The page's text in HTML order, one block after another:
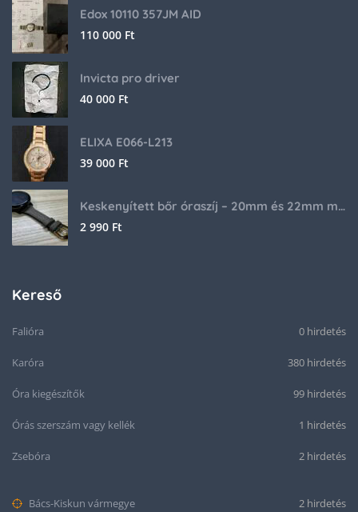
Edox 10110 357JM AID
110 000 Ft
Invicta pro driver
40 000 Ft
ELIXA E066-L213
39 000 Ft
Keskenyített bőr óraszíj – 20mm és 22mm méretben
2 990 Ft
Kereső
Falióra 0 hirdetés
Karóra 380 hirdetés
Óra kiegészítők 99 hirdetés
Órás szerszám vagy kellék 1 hirdetés
Zsebóra 2 hirdetés
Bács-Kiskun vármegye 2 hirdetés